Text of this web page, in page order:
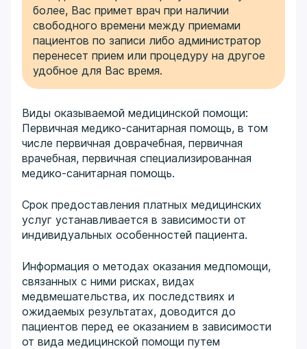
более, Вас примет врач при наличии
свободного времени между приемами
пациентов по записи либо администратор
перенесет прием или процедуру на другое
удобное для Вас время.
Виды оказываемой медицинской помощи:
Первичная медико-санитарная помощь, в том
числе первичная доврачебная, первичная
врачебная, первичная специализированная
медико-санитарная помощь.
Срок предоставления платных медицинских
услуг устанавливается в зависимости от
индивидуальных особенностей пациента.
Информация о методах оказания медпомощи,
связанных с ними рисках, видах
медвмешательства, их последствиях и
ожидаемых результатах, доводится до
пациентов перед ее оказанием в зависимости
от вида медицинской помощи путем